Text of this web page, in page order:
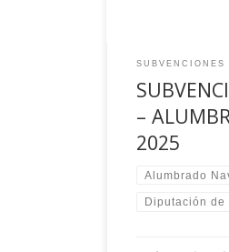
SUBVENCIONES
–
2025
Alumbrado
Diputación de